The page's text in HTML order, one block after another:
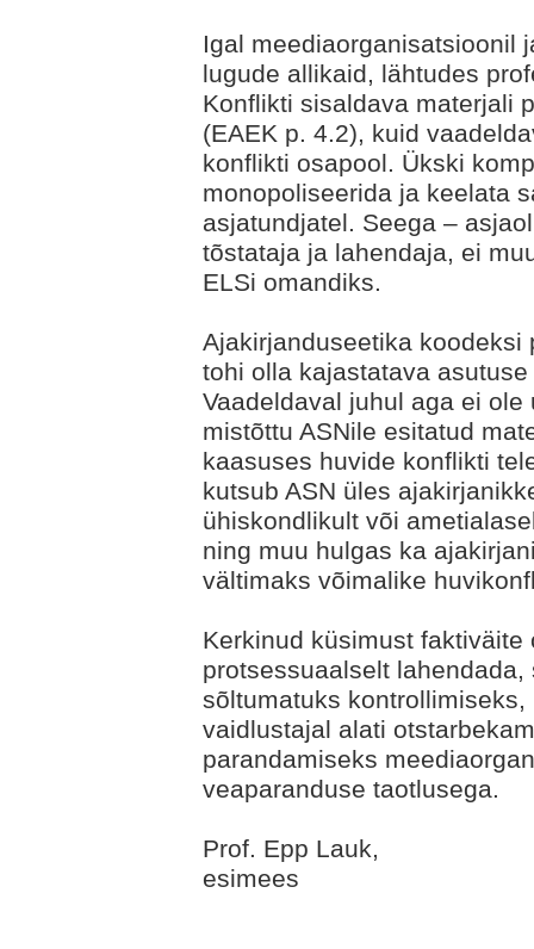
Igal meediaorganisatsioonil
lugude allikaid, lähtudes
Konflikti sisaldava materjali
(EAEK p. 4.2), kuid
konflikti osapool. Ükski
monopoliseerida ja keelata
asjatundjatel. Seega –
tõstataja ja lahendaja, ei
ELSi omandiks.
Ajakirjanduseetika
tohi olla kajastatava
Vaadeldaval juhul aga ei
mistõttu ASNile esitatud
kaasuses huvide konflikti
kutsub ASN üles
ühiskondlikult või
ning muu hulgas ka
vältimaks võimalike
Kerkinud küsimust
protsessuaalselt
sõltumatuks
vaidlustajal alati
parandamiseks
veaparanduse taotlusega.
Prof. Epp Lauk,
esimees